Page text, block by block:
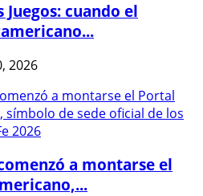
Juegos: cuando el
2026
a montarse el